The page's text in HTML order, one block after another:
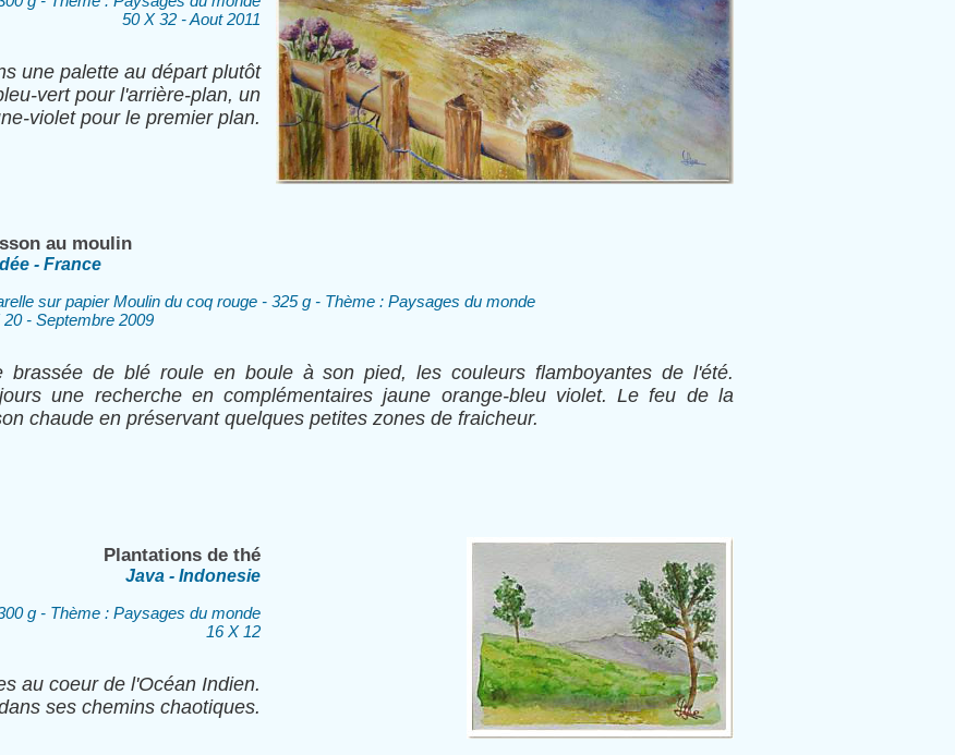
50 X 32 - Aout 2011
une palette au départ plutôt
vert pour l'arrière-plan, un
violet pour le premier plan.
au moulin
- France
sur papier Moulin du coq rouge - 325 g - Thème : Paysages du monde
20 - Septembre 2009
brassée de blé roule en boule à son pied, les couleurs flamboyantes de l'été.
une recherche en complémentaires jaune orange-bleu violet. Le feu de la
chaude en préservant quelques petites zones de fraicheur.
Plantations de thé
Java - Indonesie
g - Thème : Paysages du monde
16 X 12
au coeur de l'Océan Indien.
ses chemins chaotiques.